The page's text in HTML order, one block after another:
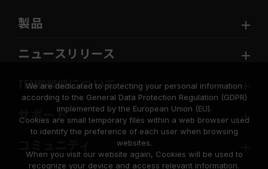
製品
ニュースリリース
TEAMGROUPについて
サポート
We are dedicated to protecting your personal information
according to the General Data Protection Regulation (GDPR)
implemented by the European Union (EU).
Cookies are small temporary files within a web browser used
to identify the preference of each user when browsing
websites.
When you visit our website again, Cookies will be used to
recognize your device and access relevant information.